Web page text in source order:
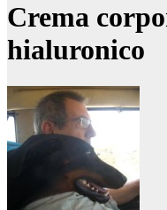
Crema
hialuronico